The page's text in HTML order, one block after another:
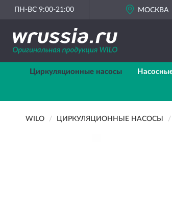
ПН-ВС 9:00-21:00 МОСКВА
Циркуляционные насосы
WILO ЦИРКУЛЯЦИОННЫЕ НАСОСЫ